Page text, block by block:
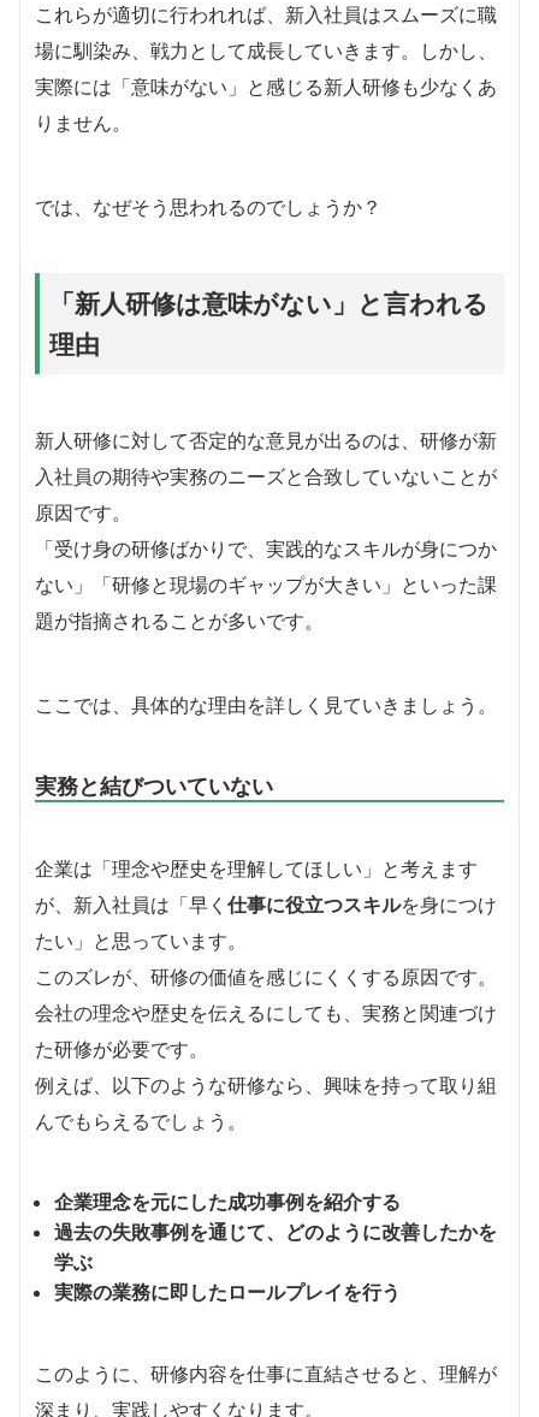
これらが適切に行われれば、新入社員はスムーズに職
場に馴染み、戦力として成長していきます。しかし、
実際には「意味がない」と感じる新人研修も少なくあ
りません。
では、なぜそう思われるのでしょうか？
「新人研修は意味がない」と言われる
理由
新人研修に対して否定的な意見が出るのは、研修が新
入社員の期待や実務のニーズと合致していないことが
原因です。
「受け身の研修ばかりで、実践的なスキルが身につか
ない」「研修と現場のギャップが大きい」といった課
題が指摘されることが多いです。
ここでは、具体的な理由を詳しく見ていきましょう。
実務と結びついていない
企業は「理念や歴史を理解してほしい」と考えます
が、新入社員は「早く 仕事に役立つスキルを身につけ
たい」と思っています。
このズレが、研修の価値を感じにくくする原因です。
会社の理念や歴史を伝えるにしても、実務と関連づけ
た研修が必要です。
例えば、以下のような研修なら、興味を持って取り組
んでもらえるでしょう。
企業理念を元にした成功事例を紹介する
過去の失敗事例を通じて、どのように改善したかを
学ぶ
実際の業務に即したロールプレイを行う
このように、研修内容を仕事に直結させると、理解が
深まり、実践しやすくなります。